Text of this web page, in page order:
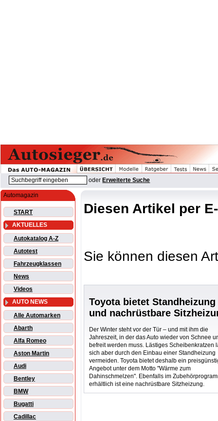
oder Erweiterte Suche
Automagazin
START
AKTUELLES
Autokatalog A-Z
Autotest
Fahrzeugklassen
News
Videos
AUTO NEWS
Alle Automarken
Abarth
Alfa Romeo
Aston Martin
Audi
Bentley
BMW
Bugatti
Cadillac
Diesen Artikel per
Sie können diesen
Toyota bietet Standheizung
und nachrüstbare
Der Winter steht vor der Tür – und mit ihm die
Jahreszeit, in der das Auto wieder von Schnee
befreit werden muss. Lästiges Scheibenkratzen
sich aber durch den Einbau einer Standheizung
vermeiden. Toyota bietet deshalb ein
Angebot unter dem Motto "Wärme zum
Dahinschmelzen". Ebenfalls im
erhältlich ist eine nachrüstbare Sitzheizung.